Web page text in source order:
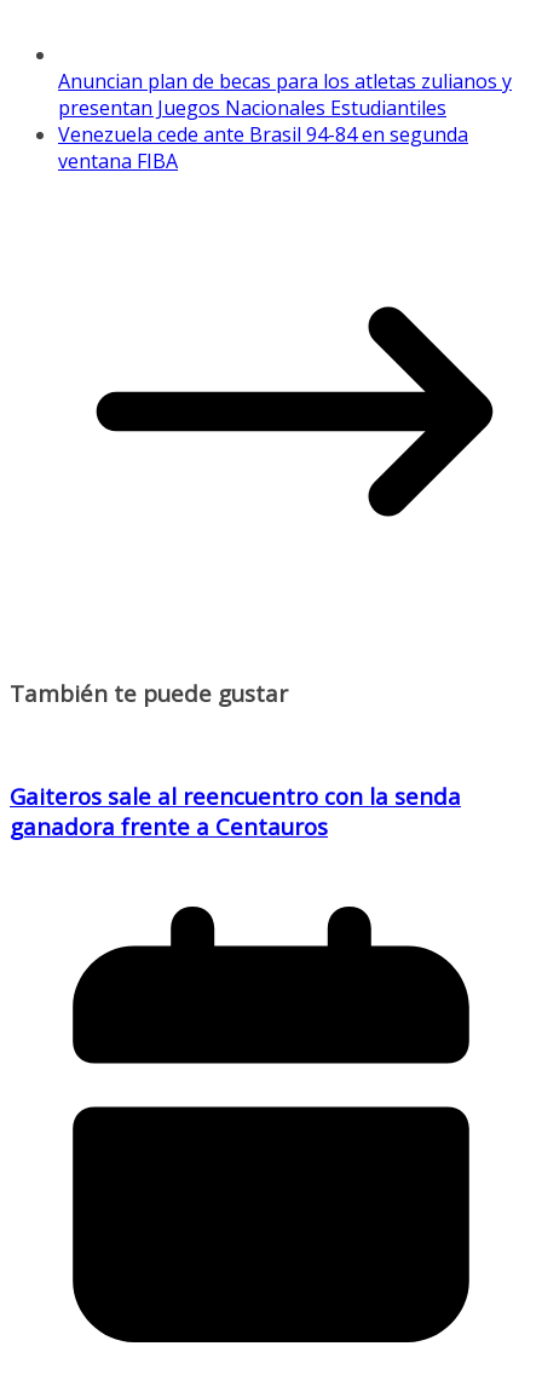
Anuncian plan de becas para los atletas zulianos y
presentan Juegos Nacionales Estudiantiles
Venezuela cede ante Brasil 94-84 en segunda
ventana FIBA
También te puede gustar
Gaiteros sale al reencuentro con la senda
ganadora frente a Centauros